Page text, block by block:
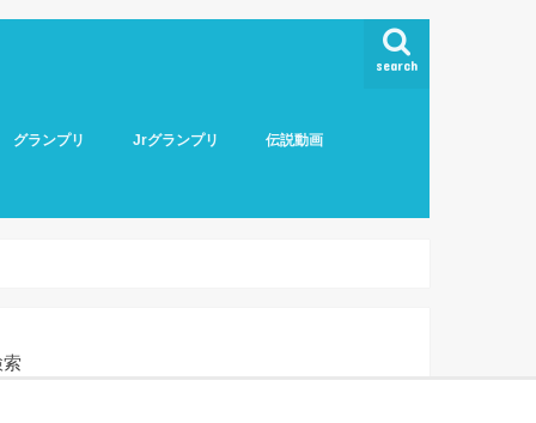
search
グランプリ Jrグランプリ 伝説動画
索